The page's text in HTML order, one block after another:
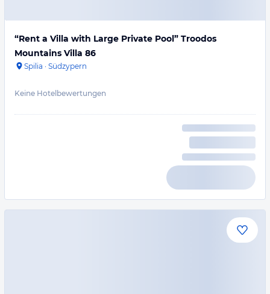
“Rent a Villa with Large Private Pool” Troodos
Mountains Villa 86
Spilia · Südzypern
Keine Hotelbewertungen